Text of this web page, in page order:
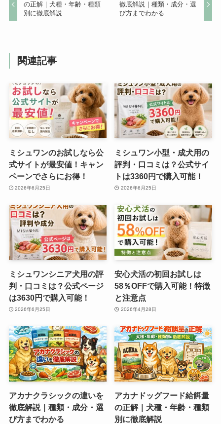
の正解｜犬種・年齢・種類
別に徹底解説
徹底解説｜種類・成分・選
び方までわかる
関連記事
ミシュワンのお試しなら公
式サイトが最安値！キャン
ペーンでさらにお得！
2026年6月25日
ミシュワン小型・成犬用の
評判・口コミは？公式サイ
トは3360円で購入可能！
2026年6月25日
ミシュワンシニア犬用の評
判・口コミは？公式ページ
は3630円で購入可能！
2026年6月25日
安心犬活の初回お試しは
58％OFFで購入可能！特徴
と注意点
2026年4月28日
アカナクラシックの違いを
徹底解説｜種類・成分・選
び方までわかる
アカナドッグフード給餌量
の正解｜犬種・年齢・種類
別に徹底解説